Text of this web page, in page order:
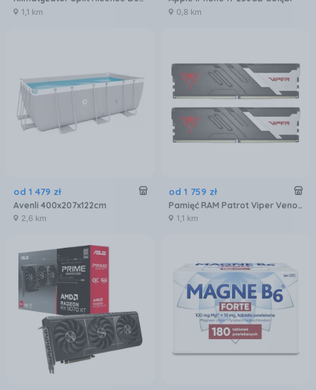
1,1 km 0,8 km
od 1 479 zł
Avenli 400x207x122cm
2,6 km
od 1 759 zł
Pamięć RAM Patrot Viper Venom DDR5 32GB 6000MTs (PVV532G600C30K)
1,1 km